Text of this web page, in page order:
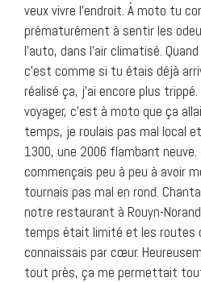
veux vivre l’endroit. À moto tu
prématurément à sentir les
l’auto, dans l’air climatisé.
c’est comme si tu étais déjà
réalisé ça, j’ai encore plus
voyager, c’est à moto que ça
temps, je roulais pas mal local et
1300, une 2006 flambant neuve.
commençais peu à peu à avoir
tournais pas mal en rond.
notre restaurant à Rouyn-
temps était limité et les routes
connaissais par cœur.
tout près, ça me permettait